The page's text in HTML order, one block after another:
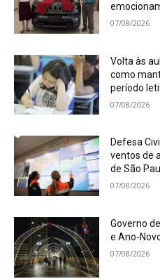
07/08/2026
Volta às
como
período
07/08/2026
Defesa
ventos de
de São
07/08/2026
Governo
e Ano-
07/08/2026